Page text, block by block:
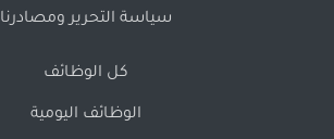
سياسة التحرير ومصادرنا
كل الوظائف
الوظائف اليومية